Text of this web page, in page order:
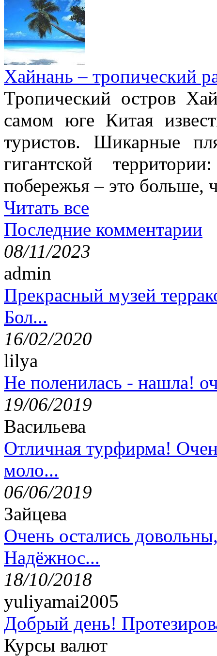
Хайнань – тропический
Тропический остров
самом юге Китая
туристов. Шикарные
гигантской
побережья – это
Читать все
Последние комментарии
08/11/2023
admin
Прекрасный музей
Бол...
16/02/2020
lilya
Не поленилась - нашла!
19/06/2019
Васильева
Отличная турфирма!
моло...
06/06/2019
Зайцева
Очень остались
Надёжнос...
18/10/2018
yuliyamai2005
Добрый день!
Курсы валют